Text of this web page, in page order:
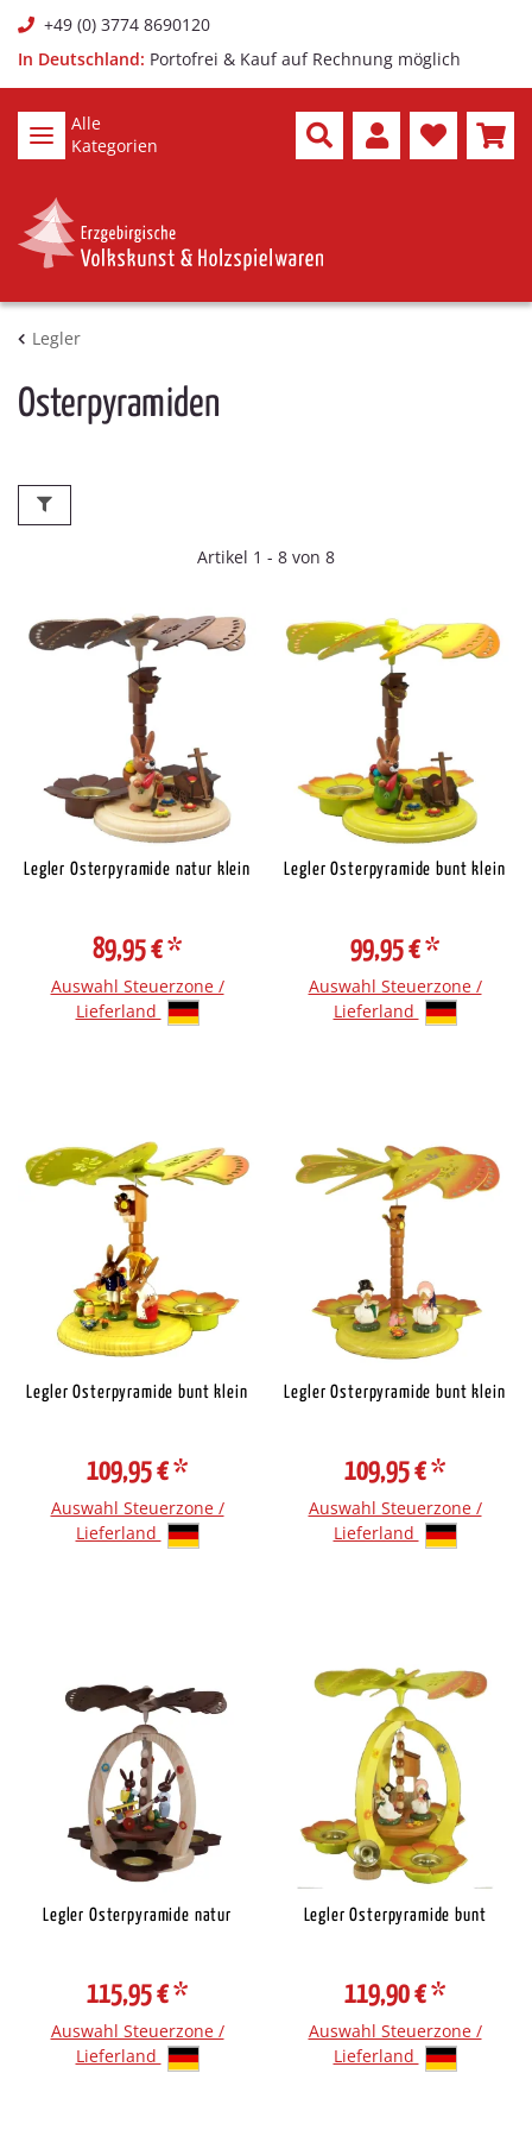
+49 (0) 3774 8690120
In Deutschland: Portofrei & Kauf auf Rechnung möglich
Alle
Kategorien
Legler
Osterpyramiden
Artikel 1 - 8 von 8
Legler Osterpyramide natur klein
89,95 €*
Auswahl Steuerzone /
Lieferland
Legler Osterpyramide bunt klein
99,95 €*
Auswahl Steuerzone /
Lieferland
Legler Osterpyramide bunt klein
109,95 €*
Auswahl Steuerzone /
Lieferland
Legler Osterpyramide bunt klein
109,95 €*
Auswahl Steuerzone /
Lieferland
Legler Osterpyramide natur
115,95 €*
Auswahl Steuerzone /
Lieferland
Legler Osterpyramide bunt
119,90 €*
Auswahl Steuerzone /
Lieferland